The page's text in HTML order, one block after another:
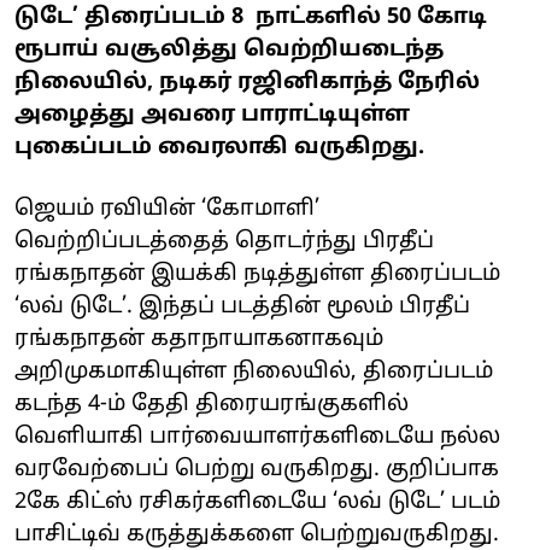
டுடே’ திரைப்படம் 8 நாட்களில் 50 கோடி
ரூபாய் வசூலித்து வெற்றியடைந்த
நிலையில், நடிகர் ரஜினிகாந்த் நேரில்
அழைத்து அவரை பாராட்டியுள்ள
புகைப்படம் வைரலாகி வருகிறது.
ஜெயம் ரவியின் ‘கோமாளி’
வெற்றிப்படத்தைத் தொடர்ந்து பிரதீப்
ரங்கநாதன் இயக்கி நடித்துள்ள திரைப்படம்
‘லவ் டுடே’. இந்தப் படத்தின் மூலம் பிரதீப்
ரங்கநாதன் கதாநாயாகனாகவும்
அறிமுகமாகியுள்ள நிலையில், திரைப்படம்
கடந்த 4-ம் தேதி திரையரங்குகளில்
வெளியாகி பார்வையாளர்களிடையே நல்ல
வரவேற்பைப் பெற்று வருகிறது. குறிப்பாக
2கே கிட்ஸ் ரசிகர்களிடையே ‘லவ் டுடே’ படம்
பாசிட்டிவ் கருத்துக்களை பெற்றுவருகிறது.